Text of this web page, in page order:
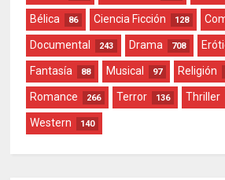
Bélica 86 Ciencia Ficción 128
Documental 243 Drama 708
Fantasía 88 Musical 97 Religión
Romance 266 Terror 136 Thriller
Western 140